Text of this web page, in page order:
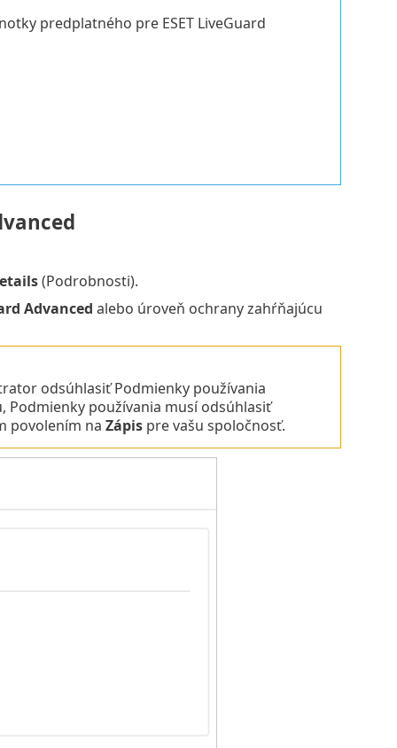
predplatného pre ESET LiveGuard
(Podrobnosti).
Advanced alebo úroveň ochrany zahŕňajúcu
odsúhlasiť Podmienky používania
Podmienky používania musí odsúhlasiť
povolením na Zápispre vašu spoločnosť.